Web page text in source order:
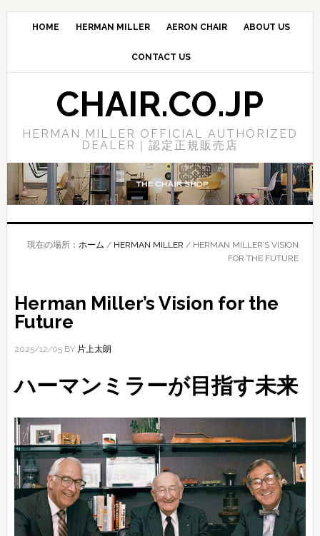
Skip
Skip
Skip
HOME HERMAN MILLER AERON CHAIR ABOUT US
CONTACT US
CHAIR.CO.JP
HERMAN MILLER OFFICIAL AUTHORIZED
DEALER｜認定正規販売店
現在の場所： ホーム / HERMAN MILLER / HERMAN MILLER’S VISION
FOR THE FUTURE
Herman Miller’s Vision for the
Future
2025/12/05BY 片上太朗
ハーマンミラーが目指す未来